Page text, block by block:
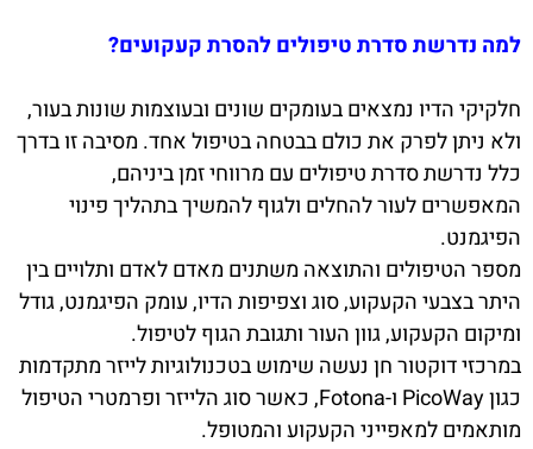
למה נדרשת סדרת טיפולים להסרת קעקועים?
חלקיקי הדיו נמצאים בעומקים שונים ובעוצמות שונות בעור,
ולא ניתן לפרק את כולם בבטחה בטיפול אחד. מסיבה זו בדרך
כלל נדרשת סדרת טיפולים עם מרווחי זמן ביניהם,
המאפשרים לעור להחלים ולגוף להמשיך בתהליך פינוי
הפיגמנט.
מספר הטיפולים והתוצאה משתנים מאדם לאדם ותלויים בין
היתר בצבעי הקעקוע, סוג וצפיפות הדיו, עומק הפיגמנט, גודל
ומיקום הקעקוע, גוון העור ותגובת הגוף לטיפול.
במרכזי דוקטור חן נעשה שימוש בטכנולוגיות לייזר מתקדמות
כגון PicoWay ו-Fotona, כאשר סוג הלייזר ופרמטרי הטיפול
מותאמים למאפייני הקעקוע והמטופל.